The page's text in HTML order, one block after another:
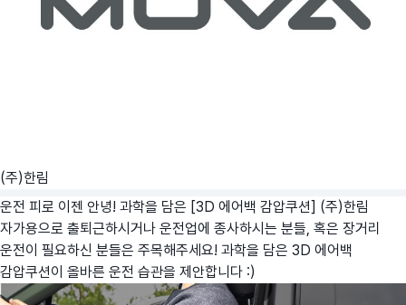
(주)한림
운전 피로 이젠 안녕! 과학을 담은 [3D 에어백 감압쿠션] (주)한림
자가용으로 출퇴근하시거나 운전업에 종사하시는 분들, 혹은 장거리
운전이 필요하신 분들은 주목해주세요! 과학을 담은 3D 에어백
감압쿠션이 올바른 운전 습관을 제안합니다 :)